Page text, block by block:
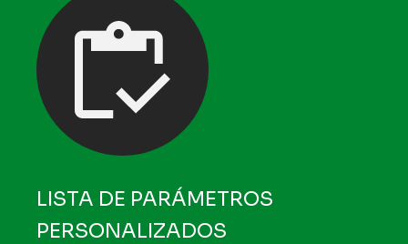
LISTA DE PARÁMETROS
PERSONALIZADOS